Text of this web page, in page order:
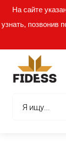
На сайте
узнать, позвонив